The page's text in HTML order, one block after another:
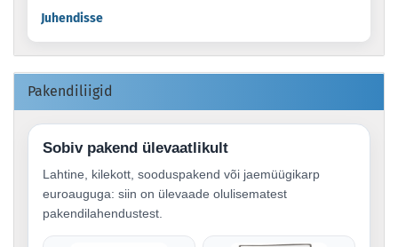
Juhendisse
Pakendiliigid
Sobiv pakend ülevaatlikult
Lahtine, kilekott, sooduspakend või jaemüügikarp
euroauguga: siin on ülevaade olulisematest
pakendilahendustest.